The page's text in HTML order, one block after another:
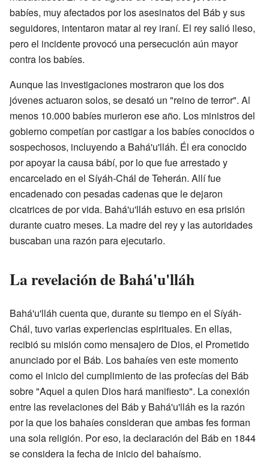
babíes, muy afectados por los asesinatos del Báb y sus
seguidores, intentaron matar al rey iraní. El rey salió ileso,
pero el incidente provocó una persecución aún mayor
contra los babíes.
Aunque las investigaciones mostraron que los dos
jóvenes actuaron solos, se desató un "reino de terror". Al
menos 10.000 babíes murieron ese año. Los ministros del
gobierno competían por castigar a los babíes conocidos o
sospechosos, incluyendo a Bahá'u'lláh. Él era conocido
por apoyar la causa bábí, por lo que fue arrestado y
encarcelado en el Síyáh-Chál de Teherán. Allí fue
encadenado con pesadas cadenas que le dejaron
cicatrices de por vida. Bahá'u'lláh estuvo en esa prisión
durante cuatro meses. La madre del rey y las autoridades
buscaban una razón para ejecutarlo.
La revelación de Bahá'u'lláh
Bahá'u'lláh cuenta que, durante su tiempo en el Síyáh-
Chál, tuvo varias experiencias espirituales. En ellas,
recibió su misión como mensajero de Dios, el Prometido
anunciado por el Báb. Los bahaíes ven este momento
como el inicio del cumplimiento de las profecías del Báb
sobre "Aquel a quien Dios hará manifiesto". La conexión
entre las revelaciones del Báb y Bahá'u'lláh es la razón
por la que los bahaíes consideran que ambas fes forman
una sola religión. Por eso, la declaración del Báb en 1844
se considera la fecha de inicio del bahaísmo.